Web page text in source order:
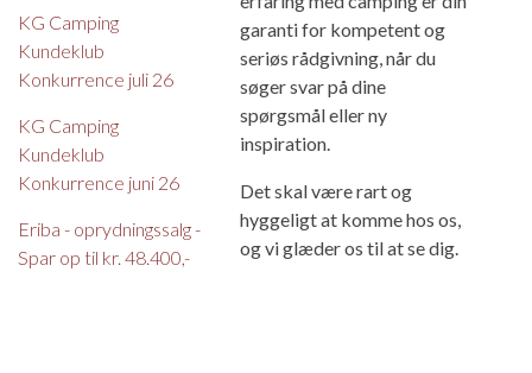
KG Camping
Kundeklub
Konkurrence juli 26
KG Camping
Kundeklub
Konkurrence juni 26
Eriba - oprydningssalg -
Spar op til kr. 48.400,-
garanti for kompetent og
seriøs rådgivning, når du
søger svar på dine
spørgsmål eller ny
inspiration.
Det skal være rart og
hyggeligt at komme hos os,
og vi glæder os til at se dig.